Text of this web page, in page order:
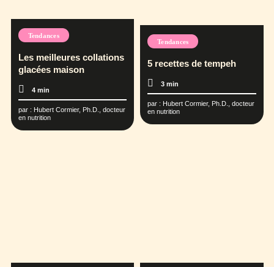
Tendances
Les meilleures collations
glacées maison
4 min
par : Hubert Cormier, Ph.D., docteur
en nutrition
Tendances
5 recettes de tempeh
3 min
par : Hubert Cormier, Ph.D., docteur
en nutrition